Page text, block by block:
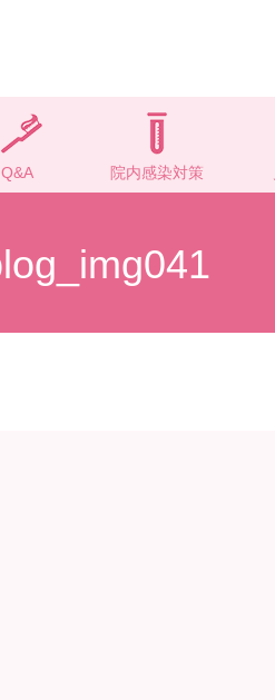
Q&A 院内感染対策